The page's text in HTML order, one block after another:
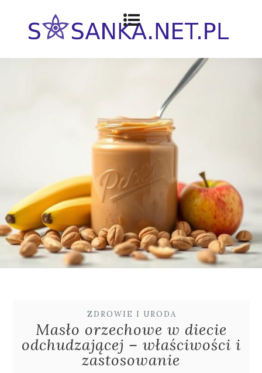
ZDROWIE I URODA
Masło orzechowe w diecie
odchudzającej – właściwości i
zastosowanie